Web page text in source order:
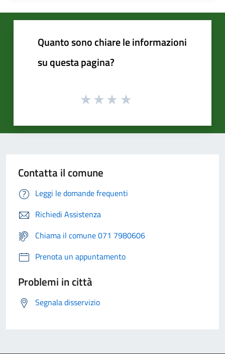
Quanto sono chiare le informazioni
su questa pagina?
Contatta il comune
Leggi le domande frequenti
Richiedi Assistenza
Chiama il comune 071 7980606
Prenota un appuntamento
Problemi in città
Segnala disservizio